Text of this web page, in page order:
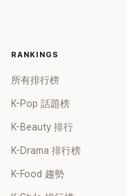
RANKINGS
所有排行榜
K-Pop 話題榜
K-Beauty 排行
K-Drama 排行榜
K-Food 趨勢